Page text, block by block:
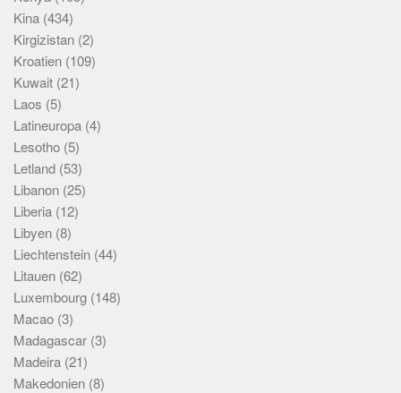
Kina (434)
Kirgizistan (2)
Kroatien (109)
Kuwait (21)
Laos (5)
Latineuropa (4)
Lesotho (5)
Letland (53)
Libanon (25)
Liberia (12)
Libyen (8)
Liechtenstein (44)
Litauen (62)
Luxembourg (148)
Macao (3)
Madagascar (3)
Madeira (21)
Makedonien (8)